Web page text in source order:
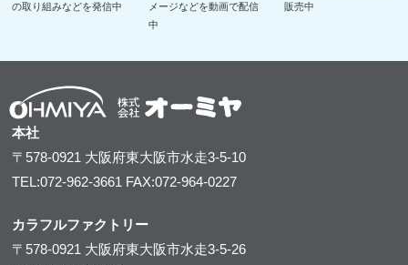
の取り組みなどを発信中
メージなどを動画で配信
中
販売中
本社
〒578-0921 大阪府東大阪市水走3-5-10
TEL:072-962-3661 FAX:072-964-0227
カラフルファクトリー
〒578-0921 大阪府東大阪市水走3-5-26